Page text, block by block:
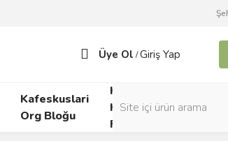
Üye Ol /Giriş Yap
Kafeskuslari
Org Bloğu
Kafes
Kuşları
Forumu
Yem